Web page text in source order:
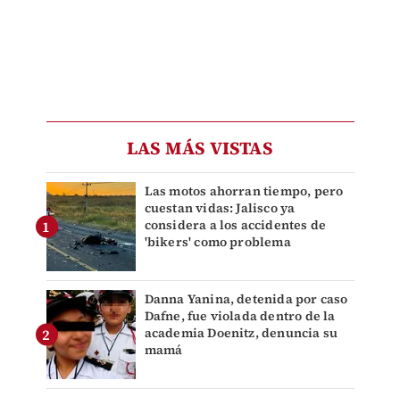
LAS MÁS VISTAS
Las motos ahorran tiempo, pero
cuestan vidas: Jalisco ya
considera a los accidentes de
'bikers' como problema
Danna Yanina, detenida por caso
Dafne, fue violada dentro de la
academia Doenitz, denuncia su
mamá